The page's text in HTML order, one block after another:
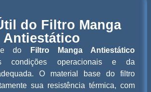
do Filtro Manga
Antiestático
do
Filtro Manga Antiestático
condições operacionais e da
O material base do filtro
sua resistência térmica, com